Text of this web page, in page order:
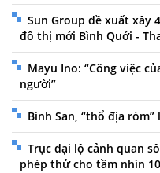
Sun Group đề xuất xây
đô thị mới Bình Quới -
Mayu Ino: “Công việc
người”
Bình San, “thổ địa
Trục đại lộ cảnh quan
phép thử cho tầm nhìn